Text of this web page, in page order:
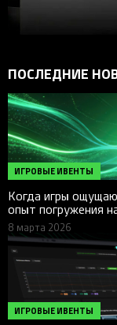
ПОСЛЕДНИЕ
ИГРОВЫЕ ИВЕНТЫ
Когда игры
опыт погружения
8 марта 2026
ИГРОВЫЕ ИВЕНТЫ